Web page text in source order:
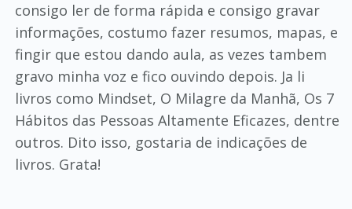
consigo ler de forma rápida e consigo gravar
informações, costumo fazer resumos, mapas, e
fingir que estou dando aula, as vezes tambem
gravo minha voz e fico ouvindo depois. Ja li
livros como Mindset, O Milagre da Manhã, Os 7
Hábitos das Pessoas Altamente Eficazes, dentre
outros. Dito isso, gostaria de indicações de
livros. Grata!